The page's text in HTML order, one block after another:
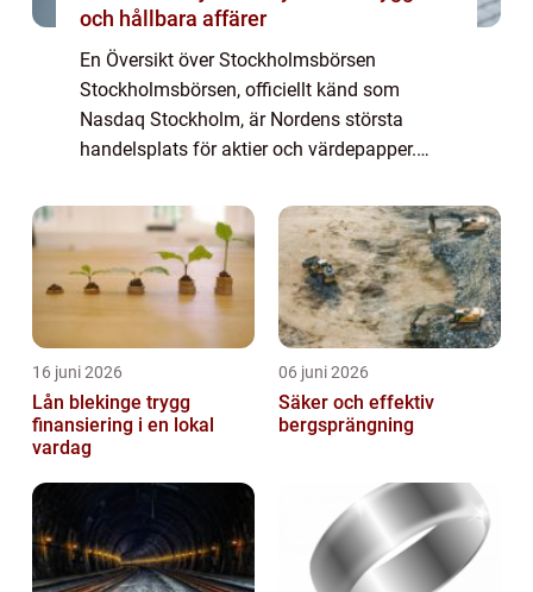
och hållbara affärer
En Översikt över Stockholmsbörsen
Stockholmsbörsen, officiellt känd som
Nasdaq Stockholm, är Nordens största
handelsplats för aktier och värdepapper.
försäljning av företagets andelar anses
Stockholmsbörsen va...
16 juni 2026
Lån blekinge trygg
finansiering i en lokal
vardag
06 juni 2026
Säker och effektiv
bergsprängning